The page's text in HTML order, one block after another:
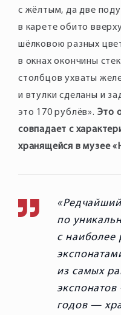
с жёлтым, да две
в карете обито
шёлковою разных
в окнах окончины
столбцов ухваты
и втулки сделаны и
это 170 рублёв». Это
совпадает с
хранящейся в музее
по
с
из самых
годов —